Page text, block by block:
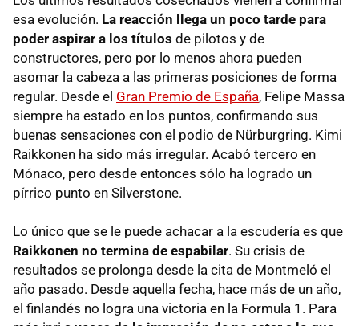
esa evolución. La reacción llega un poco tarde para
poder aspirar a los títulos de pilotos y de
constructores, pero por lo menos ahora pueden
asomar la cabeza a las primeras posiciones de forma
regular. Desde el Gran Premio de España, Felipe Massa
siempre ha estado en los puntos, confirmando sus
buenas sensaciones con el podio de Nürburgring. Kimi
Raikkonen ha sido más irregular. Acabó tercero en
Mónaco, pero desde entonces sólo ha logrado un
pírrico punto en Silverstone.
Lo único que se le puede achacar a la escudería es que
Raikkonen no termina de espabilar. Su crisis de
resultados se prolonga desde la cita de Montmeló el
año pasado. Desde aquella fecha, hace más de un año,
el finlandés no logra una victoria en la Formula 1. Para